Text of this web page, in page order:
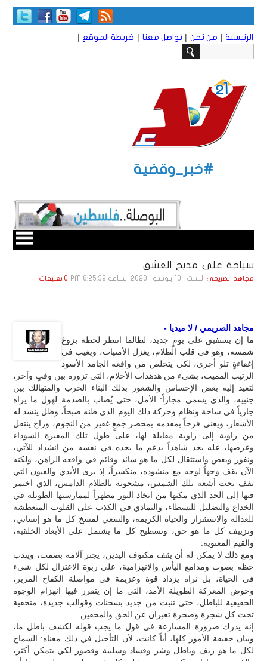
الرئيسية | من نحن | تواصل معنا | خريطة الموقع |
#خبر_وقضية
سياحة على مذبح العشق
مجاهد الصريمي السبت , 10 يـونـيـو , 2023 الساعة 8:25:39 PM 0 تعليقات
مجاهد الصريمي / لا ميديا -
ما إن يستفيق على يومٍ جديد، لطالما انتظر لحظة بزوغ
شمسه، وهو في قلب الظلام، يغزل الأمنيات، ويغيب في
إغفاءةٍ تلو أخرى، لكي يتخلص من واقعه الجامد الأسود
الرتيب المميت، بشيء من هدهدات الأحلام، التي تزوره بين وقتٍ وآخر،
لتعيد إليه بعض الإحساس والشعور بذلك البناء الخرب والمتهالك بين
جنبيه، والذي يسمى مجازاً: الأمل، حتى يُصاب بالصدمة لهول ما يراه
جارياً في ساحة ونظام وحركة ذلك اليوم الذي ظنه صبحاً، وظل ينشد له
الأشعار، ويغني فرحاً بمقدمه بمحضر جمعٍ غفير من النجوم، وراح ينتقل
من زاوية إلى زاوية مقابلة لها، على طول تلك المقبرة السوداء
وعرضها، عله يجد شاهداً يدعم ما يجده في نفسه من انشداد للآتي،
ونفور وبغض واستثقال لكل ما هو سائد وقائم في واقعه الراهن، ولكنه
الآن يقف وجهاً لوجه مع منشوده، منكسراً، إذ يرى الأيدي والعيون التي
تقف تحت أشعة تلك الشمس، مشحونة بالظلام الدامس، الذي اختمر
فيها إلى الحد الذي مكنها من اتخاذ النور مظهراً لممارستها الطويلة في
الخداع والتضليل للبسطاء، والتمادي في الكذب على القلوب المتعطشة
للعدالة والاستقرار والحياة الكريمة، والسعي لمسخ كل ما هو إنساني،
وتزييف كل ما هو حق، وتسطيح كل ما يشتمل على الأبعاد الخلقية،
والقيم المعنوية.
ومع ذلك لا يمكن له أن يقف مكتوف اليدين، يجتر آلامه بصمت، ويندب
حظه بصوت ومدامع اليأس والانهزامية، على ربوة الاعتزال لكل شيء
في الحياة، بل نراه يزداد قوة وعزيمة في مواصلة الكفاح المرير،
وخوض المعركة الطويلة الأمد، التي ما إن يتقرر فيها انهزام الوجوه
الحقيقية للباطل، حتى تنبت من جديد بسحنات وقوالب جديدة، متخفية
تحت كل شجرة وصخرة تعبران عن الحق والمحقين.
إنه يدرك ضرورة المسارعة في قول ما يجب قوله لكشف باطل ما،
وبيان حقيقة الأمور كلها، أياً كانت، لأن التأجيل في ذلك معناه: السماح
لكل ما هو زيف وباطل وشر وفساد وسلبية وقصور لكي يتمكن أكثر،